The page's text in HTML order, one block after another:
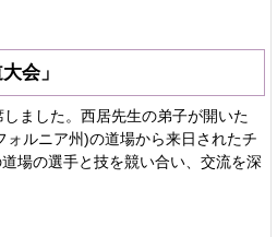
会」
ました。西居先生の弟子が開いた
ォルニア州)の道場から来日されたチ
場の選手と技を競い合い、交流を深